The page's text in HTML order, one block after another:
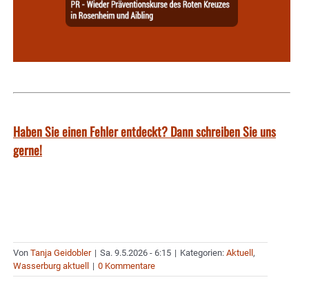
Haben Sie einen Fehler entdeckt? Dann schreiben Sie uns
gerne!
Von Tanja Geidobler | Sa. 9.5.2026 - 6:15 | Kategorien: Aktuell ,
Wasserburg aktuell
| 0 Kommentare